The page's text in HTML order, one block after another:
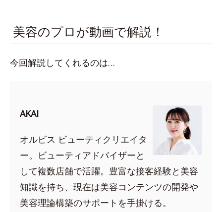
美容のプロが動画で解説！
今回解説してくれるのは…
AKAI
オルビス ビューティクリエイタ
ー。ビューティアドバイザーと
して複数店舗で活躍。豊富な接客経験と美容
知識を持ち、現在は美容コンテンツの開発や
美容理論構築のサポートを手掛ける。